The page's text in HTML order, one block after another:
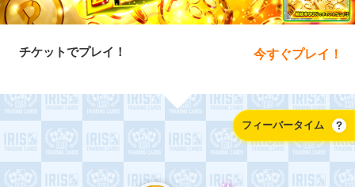
チケットでプレイ！ 今すぐプレイ！
フィーバータイム